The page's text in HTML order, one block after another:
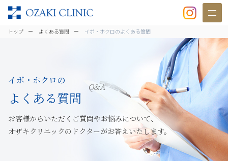
美容クリニックなら美容整形・
トップ よくある質問 イボ・ホクロのよくある質問
イボ・ホクロの
よくある質問
Q&A
お客様からいただくご質問やお悩みについて、
オザキクリニックのドクターがお答えいたします。